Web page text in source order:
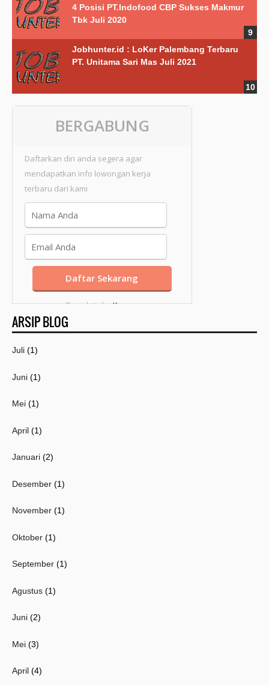
4 Posisi PT.Indofood CBP Sukses Makmur
Tbk Juli 2020
Jobhunter.id : LoKer Palembang Terbaru
PT. Unitama Sari Mas Juli 2021
BERGABUNG
Daftarkan diri anda segera agar
mendapatkan info lowongan kerja
terbaru dari kami
Template byKang
Mousir
ARSIP BLOG
Juli (1)
Juni (1)
Mei (1)
April (1)
Januari (2)
Desember (1)
November (1)
Oktober (1)
September (1)
Agustus (1)
Juni (2)
Mei (3)
April (4)